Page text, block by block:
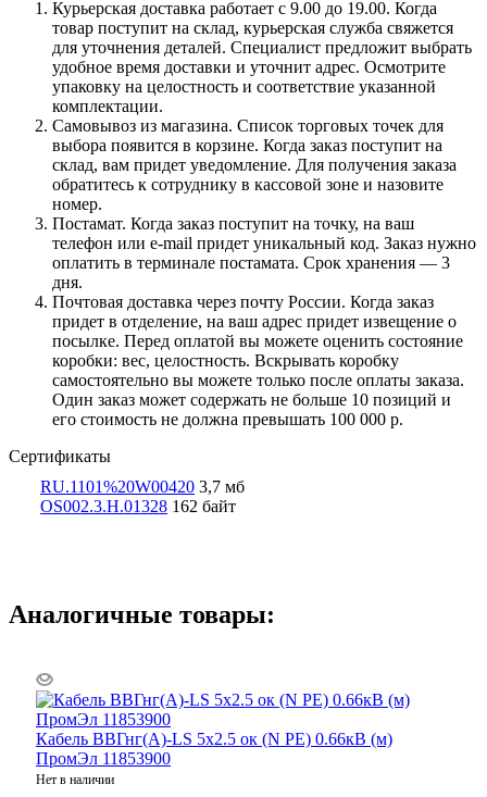
Курьерская доставка работает с 9.00 до 19.00. Когда
товар поступит на склад, курьерская служба свяжется
для уточнения деталей. Специалист предложит выбрать
удобное время доставки и уточнит адрес. Осмотрите
упаковку на целостность и соответствие указанной
комплектации.
Самовывоз из магазина. Список торговых точек для
выбора появится в корзине. Когда заказ поступит на
склад, вам придет уведомление. Для получения заказа
обратитесь к сотруднику в кассовой зоне и назовите
номер.
Постамат. Когда заказ поступит на точку, на ваш
телефон или e-mail придет уникальный код. Заказ нужно
оплатить в терминале постамата. Срок хранения — 3
дня.
Почтовая доставка через почту России. Когда заказ
придет в отделение, на ваш адрес придет извещение о
посылке. Перед оплатой вы можете оценить состояние
коробки: вес, целостность. Вскрывать коробку
самостоятельно вы можете только после оплаты заказа.
Один заказ может содержать не больше 10 позиций и
его стоимость не должна превышать 100 000 р.
Сертификаты
RU.1101%20W00420 3,7 мб
OS002.3.Н.01328 162 байт
Аналогичные товары:
Кабель ВВГнг(А)-LS 5х2.5 ок (N PE) 0.66кВ (м)
ПромЭл 11853900
Нет в наличии